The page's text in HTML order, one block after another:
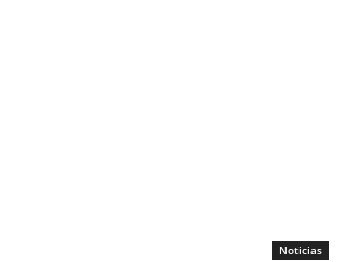
Noticias